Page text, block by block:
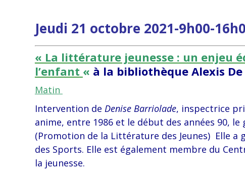
Jeudi 21 octobre 2021-9h00-
« La littérature jeunesse : un enjeu
l’enfant « à la bibliothèque Alexis
Matin
Intervention de Denise Barriolade, inspectrice
anime, entre 1986 et le début des années 90,
(Promotion de la Littérature des Jeunes) Elle a
des Sports. Elle est également membre du
la jeunesse.